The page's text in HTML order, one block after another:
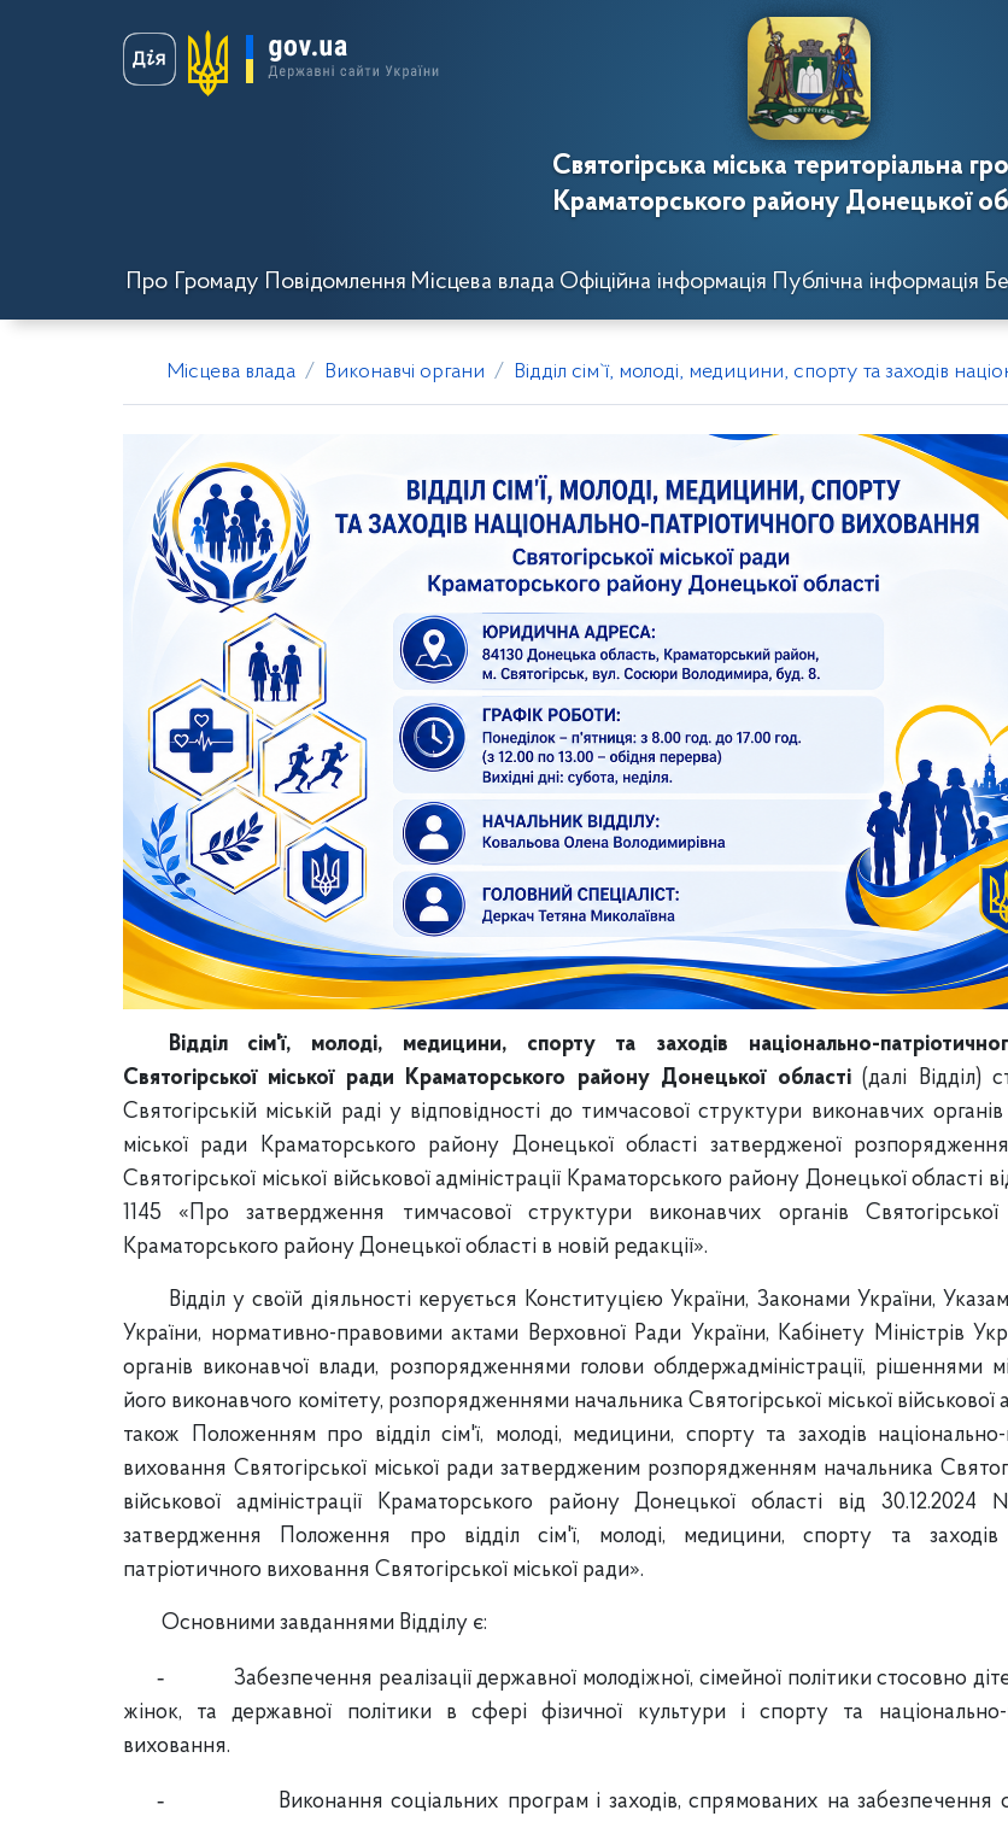
Святогірська міська територіальна
Краматорського району Донецької
Про Громаду Повідомлення Місцева влада Офіційна інформація Публічна інформація
Місцева влада Виконавчі органи Відділ сім`ї, молоді, медицини, спорту та заходів
Відділ сім'ї, молоді, медицини, спорту та заходів національно-
Святогірської міської ради Краматорського району Донецької області(далі Відділ)
Святогірській міській раді у відповідності до тимчасової структури виконавчих органів
міської ради Краматорського району Донецької області затвердженої
Святогірської міської військової адміністрації Краматорського району Донецької області
1145 «Про затвердження тимчасової структури виконавчих органів Святогірської
Краматорського району Донецької області в новій редакції».
Відділ у своїй діяльності керується Конституцією України, Законами України,
України, нормативно-правовими актами Верховної Ради України, Кабінету Міністрів
органів виконавчої влади, розпорядженнями голови облдержадміністрації, рішеннями
його виконавчого комітету, розпорядженнями начальника Святогірської міської військової
також Положенням про відділ сім'ї, молоді, медицини, спорту та заходів національно-
виховання Святогірської міської ради затвердженим розпорядженням начальника
військової адміністрації Краматорського району Донецької області від
затвердження Положення про відділ сім'ї, молоді, медицини, спорту та заходів
патріотичного виховання Святогірської міської ради».
Основними завданнями Відділу є:
-
Забезпечення реалізації державної молодіжної, сімейної політики стосовно
жінок, та державної політики в сфері фізичної культури і спорту та національно-
виховання.
-
Виконання соціальних програм і заходів, спрямованих на забезпечення